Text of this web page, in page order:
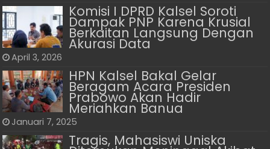
Komisi I DPRD Kalsel Soroti
Dampak PNP Karena Krusial
Berkaitan Langsung Dengan
Akurasi Data
April 3, 2026
HPN Kalsel Bakal Gelar
Beragam Acara Presiden
Prabowo Akan Hadir
Meriahkan Banua
Januari 7, 2025
Tragis, Mahasiswi Uniska